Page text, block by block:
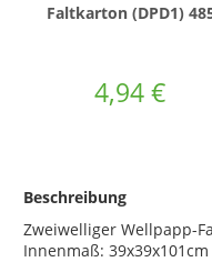
Faltkarton (DPD1)
4,94 €
Beschreibung
Zweiwelliger Wellpapp-
Innenmaß: